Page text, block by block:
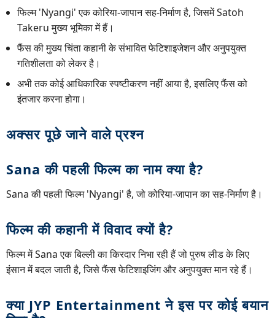
फिल्म 'Nyangi' एक कोरिया-जापान सह-निर्माण है, जिसमें Satoh
Takeru मुख्य भूमिका में हैं।
फैंस की मुख्य चिंता कहानी के संभावित फेटिशाइजेशन और अनुपयुक्त
गतिशीलता को लेकर है।
अभी तक कोई आधिकारिक स्पष्टीकरण नहीं आया है, इसलिए फैंस को
इंतजार करना होगा।
अक्सर पूछे जाने वाले प्रश्न
Sana की पहली फिल्म का नाम क्या है?
Sana की पहली फिल्म 'Nyangi' है, जो कोरिया-जापान का सह-निर्माण है।
फिल्म की कहानी में विवाद क्यों है?
फिल्म में Sana एक बिल्ली का किरदार निभा रही हैं जो पुरुष लीड के लिए
इंसान में बदल जाती है, जिसे फैंस फेटिशाइजिंग और अनुपयुक्त मान रहे हैं।
क्या JYP Entertainment ने इस पर कोई बयान